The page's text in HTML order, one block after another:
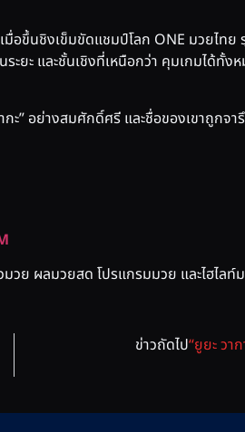
นชิงเข็มขัดแชมป์โลก ONE มวยไทย
ยะ และชั้นเชิงที่เหนือกว่า คุมเกมได้ทั้
อย่างสมศักดิ์ศรี และชื่อของเขาถูกจา
มวย ผลมวยสด โปรแกรมมวย และไฮไลท์
ข่าวถัดไป“ยูยะ ว